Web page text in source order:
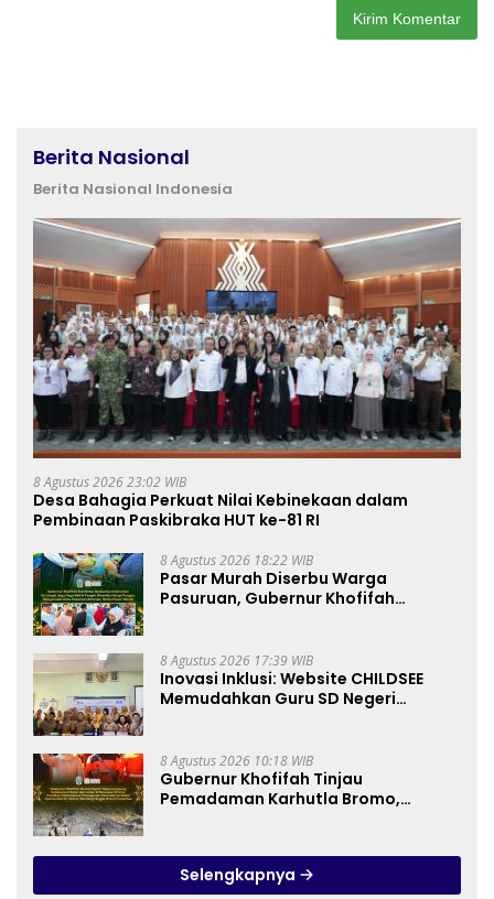
Berita Nasional
Berita Nasional Indonesia
8 Agustus 2026 23:02 WIB
Desa Bahagia Perkuat Nilai Kebinekaan dalam
Pembinaan Paskibraka HUT ke-81 RI
8 Agustus 2026 18:22 WIB
Pasar Murah Diserbu Warga
Pasuruan, Gubernur Khofifah
8 Agustus 2026 17:39 WIB
Inovasi Inklusi: Website CHILDSEE
Memudahkan Guru SD Negeri
8 Agustus 2026 10:18 WIB
Gubernur Khofifah Tinjau
Pemadaman Karhutla Bromo,
Selengkapnya